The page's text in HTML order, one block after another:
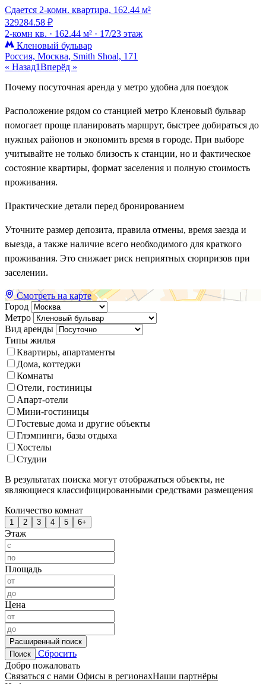
Сдается 2-комн. квартира, 162.44 м²
329284.58 ₽
2-комн кв. · 162.44 м² · 17/23 этаж
Кленовый бульвар
Россия, Москва, Smith Shoal, 171
« Назад1Вперёд »
Почему посуточная аренда у метро удобна для поездок
Расположение рядом со станцией метро Кленовый бульвар
помогает проще планировать маршрут, быстрее добираться до
нужных районов и экономить время в городе. При выборе
учитывайте не только близость к станции, но и фактическое
состояние квартиры, формат заселения и полную стоимость
проживания.
Практические детали перед бронированием
Уточните размер депозита, правила отмены, время заезда и
выезда, а также наличие всего необходимого для краткого
проживания. Это снижает риск неприятных сюрпризов при
заселении.
Смотреть на карте
Город
Метро
Вид аренды
Типы жилья
Квартиры, апартаменты
Дома, коттеджи
Комнаты
Отели, гостиницы
Апарт-отели
Мини-гостиницы
Гостевые дома и другие объекты
Глэмпинги, базы отдыха
Хостелы
Студии
В результатах поиска могут отображаться объекты, не
являющиеся классифицированными средствами размещения
Количество комнат
1 2 3 4 5 6+
Этаж
Площадь
Цена
Расширенный поиск
Поиск
Сбросить
Добро пожаловать
Связаться с нами Офисы в регионахНаши партнёры